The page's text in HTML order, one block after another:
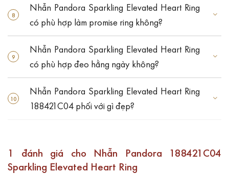
Nhẫn Pandora Sparkling Elevated Heart Ring
có phù hợp làm promise ring không?
Nhẫn Pandora Sparkling Elevated Heart Ring
có phù hợp đeo hằng ngày không?
Nhẫn Pandora Sparkling Elevated Heart Ring
188421C04 phối với gì đẹp?
1 đánh giá cho Nhẫn Pandora 188421C04
Sparkling Elevated Heart Ring